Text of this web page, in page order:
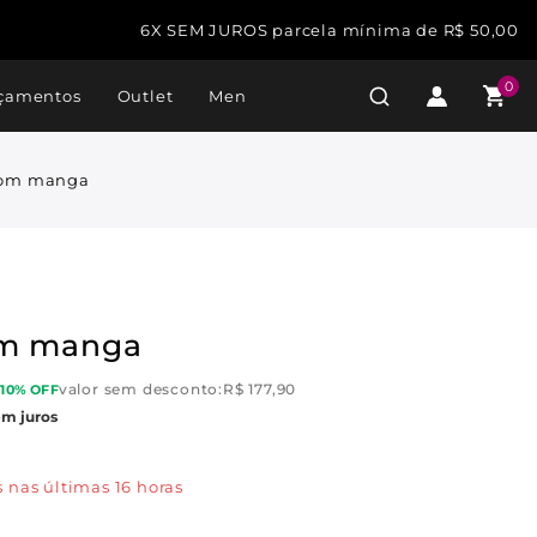
6X SEM JUROS parcela mínima de R$ 50,00
Outlet Men 0
manga
manga
OFFvalor sem desconto: R$ 177,90
juros
últimas 16 horas